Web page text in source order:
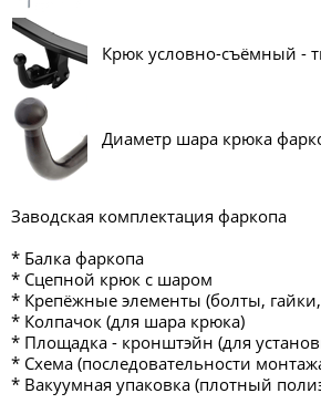
Крюк условно-съёмный -
Диаметр шара крюка
Заводская комплектация фаркопа
* Балка фаркопа
* Сцепной крюк с шаром
* Крепёжные элементы (болты,
* Колпачок (для шара крюка)
* Площадка - кронштэйн (для
* Схема (последовательности
* Вакуумная упаковка (плотный